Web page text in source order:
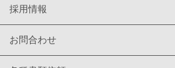
採用情報
お問合わせ